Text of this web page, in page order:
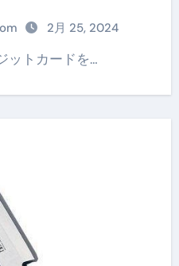
2月 25, 2024
ットカードを…